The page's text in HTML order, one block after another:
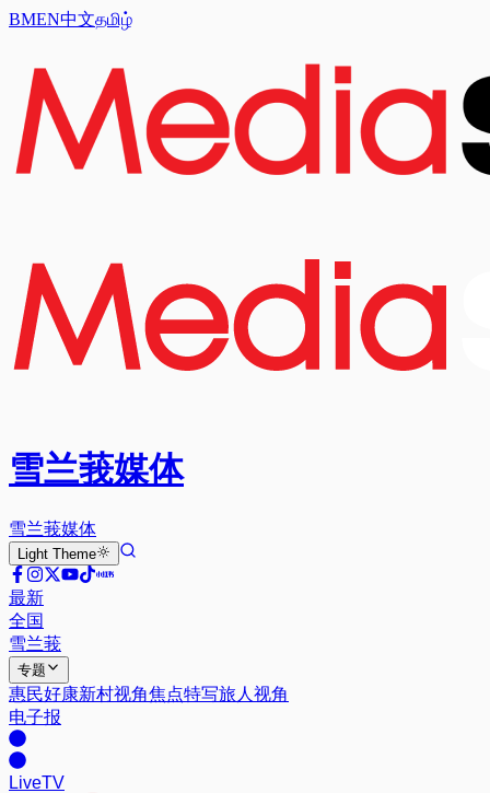
BMEN中文தமிழ்
雪兰莪媒体
雪兰莪媒体
Light Theme
最新
全国
雪兰莪
专题
惠民好康新村视角焦点特写旅人视角
电子报
LiveTV